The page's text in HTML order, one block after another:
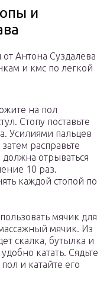
и
Антона Суздалева
и кмс по легкой
на пол
Стопу поставьте
Усилиями пальцев
расправьте
отрываться
10 раз.
каждой стопой по
мячик для
мячик. Из
скалка, бутылка и
катать. Сядьте
и катайте его